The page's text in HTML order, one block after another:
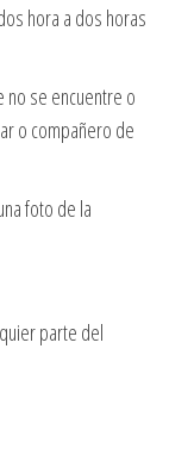
hora a dos horas
no se encuentre o
o compañero de
foto de la
parte del